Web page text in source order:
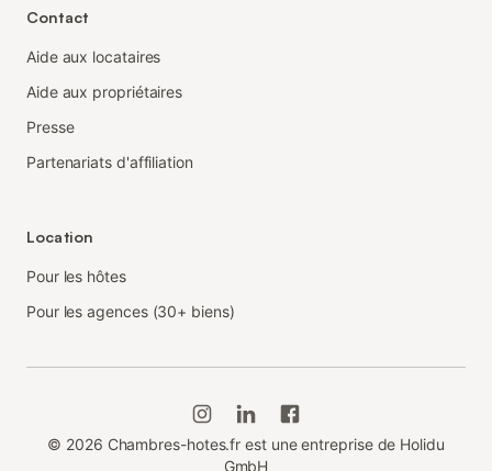
Contact
Aide aux locataires
Aide aux propriétaires
Presse
Partenariats d'affiliation
Location
Pour les hôtes
Pour les agences (30+ biens)
© 2026 Chambres-hotes.fr est une entreprise de Holidu
GmbH